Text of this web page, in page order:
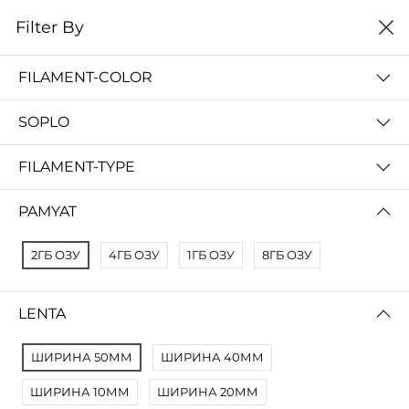
0
No Results
Not Found Filters1
Not Found Filters2
Filter By
FILAMENT-COLOR
SOPLO
FILAMENT-TYPE
PAMYAT
2ГБ ОЗУ 4ГБ ОЗУ 1ГБ ОЗУ 8ГБ ОЗУ
LENTA
ШИРИНА 50ММ ШИРИНА 40ММ
ШИРИНА 10ММ ШИРИНА 20ММ